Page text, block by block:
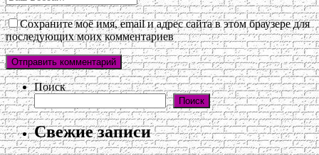
Сохраните моё имя, email и адрес сайта в этом браузере для
последующих моих комментариев
Поиск
Поиск
Свежие записи